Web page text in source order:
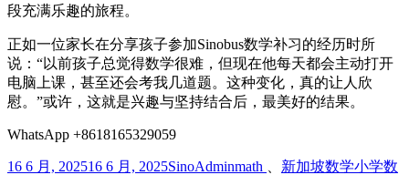
段充满乐趣的旅程。
正如一位家长在分享孩子参加Sinobus数学补习的经历时所
说：“以前孩子总觉得数学很难，但现在他每天都会主动打开
电脑上课，甚至还会考我几道题。这种变化，真的让人欣
慰。”或许，这就是兴趣与坚持结合后，最美好的结果。
WhatsApp +8618165329059
发
16 6 月, 202516 6 月, 2025作
SinoAdmin分
math 新加坡数学标
小学数